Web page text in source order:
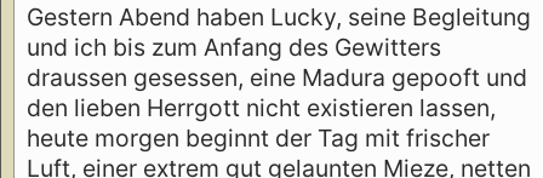
Gestern Abend haben Lucky, seine Begleitung
und ich bis zum Anfang des Gewitters
draussen gesessen, eine Madura gepooft und
den lieben Herrgott nicht existieren lassen,
heute morgen beginnt der Tag mit frischer
Luft, einer extrem gut gelaunten Mieze, netten